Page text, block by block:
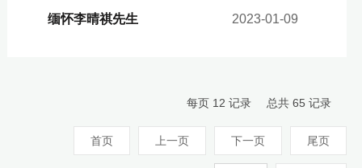
缅怀李晴祺先生 2023-01-09
每页 12 记录 总共65 记录
首页 上一页 下一页 尾页